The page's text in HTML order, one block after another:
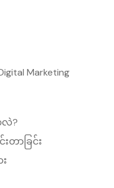
Marketing
လဲ?
တာခြင်း